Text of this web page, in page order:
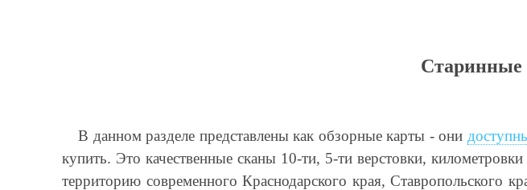
Старинные
В данном разделе представлены как обзорные карты - они
купить. Это качественные сканы 10-ти, 5-ти верстовки,
территорию современного Краснодарского края, Ставропольского